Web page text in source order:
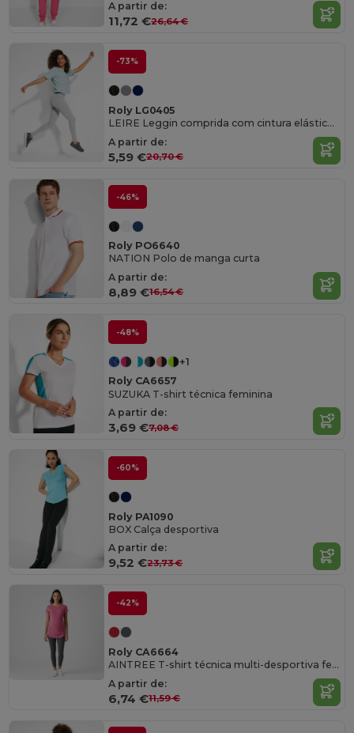
A partir de:
11,72 €26,64 €
-73%
Roly LG0405
LEIRE Leggin comprida com cintura elástica e costuras laterais
A partir de:
5,59 €20,70 €
-46%
Roly PO6640
NATION Polo de manga curta
A partir de:
8,89 €16,54 €
-48%
+1
Roly CA6657
SUZUKA T-shirt técnica feminina
A partir de:
3,69 €7,08 €
-60%
Roly PA1090
BOX Calça desportiva
A partir de:
9,52 €23,73 €
-42%
Roly CA6664
AINTREE T-shirt técnica multi-desportiva feminina
A partir de:
6,74 €11,59 €